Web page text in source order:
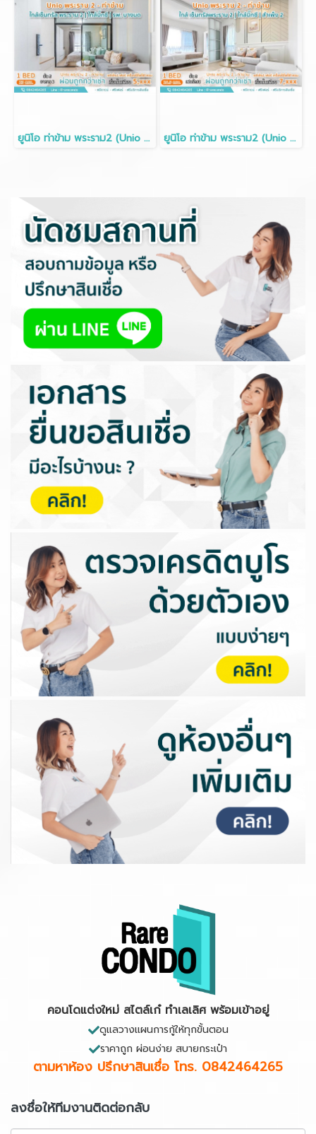
ยูนิโอ ท่าข้าม พระราม2 (Unio Thakham Rama2) • 23ตรม • ติดโฮมโปรพระราม2 • 5 นาทีถึงเซ็นทรัลพระราม2 ยูนิโอ ท่าข้าม พระราม2 (Unio Thakham Rama2) • 26.5ตรม • ติดโฮมโปรพระราม2 • 5 นาทีถึงเซ็นทรัลพระราม2
คอนโดแต่งใหม่ สไตล์เก๋ ทำเลเลิศ พร้อมเข้าอยู่
ดูแลวางแผนการกู้ให้ทุกขั้นตอน
ราคาถูก ผ่อนง่าย สบายกระเป๋า
ตามหาห้อง ปรึกษาสินเชื่อ โทร. 0842464265
ลงชื่อให้ทีมงานติดต่อกลับ